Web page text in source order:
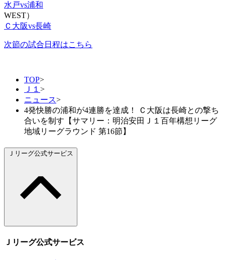
水戸vs浦和
WEST）
Ｃ大阪vs長崎
次節の試合日程はこちら
TOP>
Ｊ１ >
ニュース>
4発快勝の浦和が4連勝を達成！ Ｃ大阪は長崎との撃ち
合いを制す【サマリー：明治安田Ｊ１百年構想リーグ
地域リーグラウンド 第16節】
Ｊリーグ公式サービス
Ｊリーグ公式サービス